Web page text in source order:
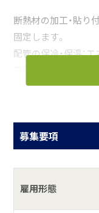
断熱材の加工・貼り
固定します。
配管の保冷・保温：
仕上げの板金工事
【将来の展望】
20代・30代の若手社
を伝承します。数年
スペシャリスト」と
募集要項
雇用形態